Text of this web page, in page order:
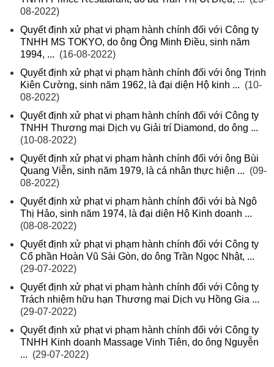
08-2022)
Quyết định xử phạt vi phạm hành chính đối với Công ty
TNHH MS TOKYO, do ông Ông Minh Điều, sinh năm
1994, ... (16-08-2022)
Quyết định xử phạt vi phạm hành chính đối với ông Trịnh
Kiên Cường, sinh năm 1962, là đại diện Hộ kinh ... (10-
08-2022)
Quyết định xử phạt vi phạm hành chính đối với Công ty
TNHH Thương mại Dịch vụ Giải trí Diamond, do ông ...
(10-08-2022)
Quyết định xử phạt vi phạm hành chính đối với ông Bùi
Quang Viễn, sinh năm 1979, là cá nhân thực hiện ... (09-
08-2022)
Quyết định xử phạt vi phạm hành chính đối với bà Ngô
Thị Hảo, sinh năm 1974, là đại diện Hộ Kinh doanh ...
(08-08-2022)
Quyết định xử phạt vi phạm hành chính đối với Công ty
Cổ phần Hoàn Vũ Sài Gòn, do ông Trần Ngọc Nhật, ...
(29-07-2022)
Quyết định xử phạt vi phạm hành chính đối với Công ty
Trách nhiệm hữu hạn Thương mại Dịch vụ Hồng Gia ...
(29-07-2022)
Quyết định xử phạt vi phạm hành chính đối với Công ty
TNHH Kinh doanh Massage Vinh Tiên, do ông Nguyễn
... (29-07-2022)